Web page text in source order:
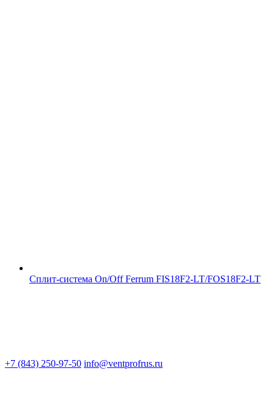
Сплит-система On/Off Ferrum FIS18F2-LT/FOS18F2-LT
+7 (843) 250-97-50 info@ventprofrus.ru